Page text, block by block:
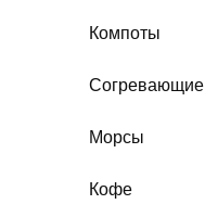
Компоты
Согревающие
Морсы
Кофе